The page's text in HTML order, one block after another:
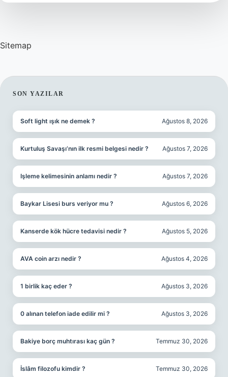
Sitemap
SIDEBAR
SON YAZILAR
Soft light ışık ne demek ? Ağustos 8, 2026
Kurtuluş Savaşı’nın ilk resmi belgesi nedir ? Ağustos 7, 2026
Işleme kelimesinin anlamı nedir ? Ağustos 7, 2026
Baykar Lisesi burs veriyor mu ? Ağustos 6, 2026
Kanserde kök hücre tedavisi nedir ? Ağustos 5, 2026
AVA coin arzı nedir ? Ağustos 4, 2026
1 birlik kaç eder ? Ağustos 3, 2026
0 alınan telefon iade edilir mi ? Ağustos 3, 2026
Bakiye borç muhtırası kaç gün ? Temmuz 30, 2026
İslâm filozofu kimdir ? Temmuz 30, 2026